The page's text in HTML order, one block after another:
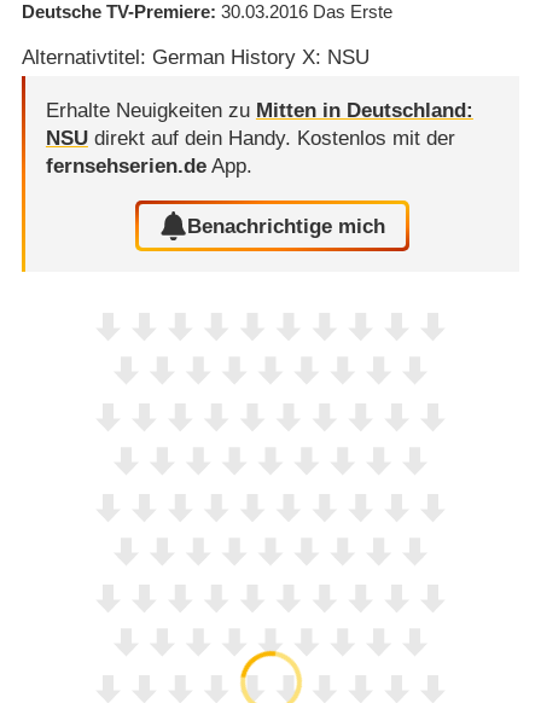
Deutsche TV-Premiere 30.03.2016 Das Erste
Alternativtitel: German History X: NSU
Erhalte Neuigkeiten zu Mitten in Deutschland:
NSUdirekt auf dein Handy. Kostenlos mit der
fernsehserien.deApp.
Benachrichtige mich